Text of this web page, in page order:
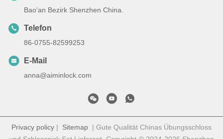
Bao'an Bezirk Shenzhen China.
Telefon
86-0755-82599253
E-Mail
anna@aiminlock.com
Privacy policy | Sitemap | Gute Qualität Chinas Übungsschloss